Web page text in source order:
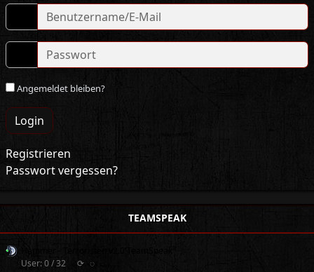
Angemeldet bleiben?
Login
Registrieren
Passwort vergessen?
TEAMSPEAK
User: 0 / 32
⟳ ◌